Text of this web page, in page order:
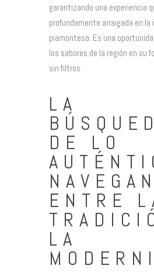
garantizando una experiencia
profundamente arraigada en la
piamontesa. Es una
los sabores de la región en su
sin filtros.
LA
DE LO
ENTRE
LA